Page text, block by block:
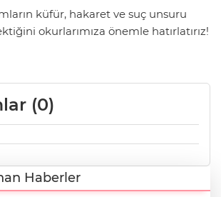
küfür, hakaret ve suç unsuru
okurlarımıza önemle hatırlatırız!
(0)
Haberler